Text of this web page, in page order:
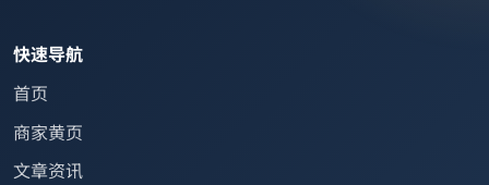
快速导航
首页
商家黄页
文章资讯